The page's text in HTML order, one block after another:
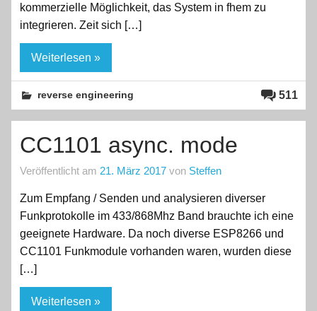
kommerzielle Möglichkeit, das System in fhem zu
integrieren. Zeit sich […]
Weiterlesen »
511
reverse engineering
CC1101 async. mode
Veröffentlicht am 21. März 2017 von Steffen
Zum Empfang / Senden und analysieren diverser
Funkprotokolle im 433/868Mhz Band brauchte ich eine
geeignete Hardware. Da noch diverse ESP8266 und
CC1101 Funkmodule vorhanden waren, wurden diese
[…]
Weiterlesen »